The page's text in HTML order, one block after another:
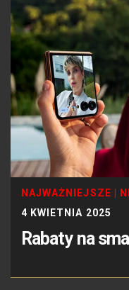
NAJWAŻNIEJSZE
4 KWIETNIA 2025
Rabaty na